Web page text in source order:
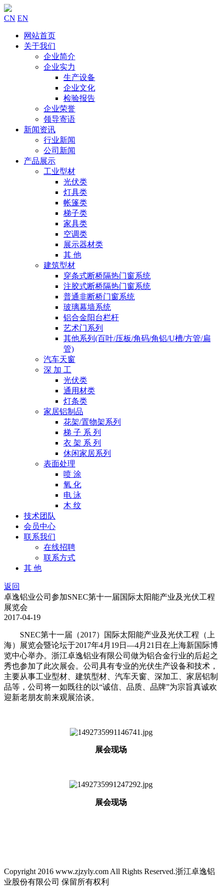
CN EN
网站首页
关于我们
企业简介
企业实力
生产设备
企业文化
检验报告
企业荣誉
领导寄语
新闻资讯
行业新闻
公司新闻
产品展示
工业型材
光伏类
灯具类
帐篷类
梯子类
家具类
空调类
展示器材类
其 他
建筑型材
穿条式断桥隔热门窗系统
注胶式断桥隔热门窗系统
普通非断桥门窗系统
玻璃幕墙系统
铝合金阳台栏杆
艺术门系列
其他系列(百叶/压板/角码/角铝/U槽/方管/扁
管)
汽车天窗
深 加 工
光伏类
通用材类
灯条类
家居铝制品
花架/置物架系列
梯 子 系 列
衣 架 系 列
休闲家居系列
表面处理
喷 涂
氧 化
电 泳
木 纹
技术团队
会员中心
联系我们
在线招聘
联系方式
其 他
返回
卓逸铝业公司参加SNEC第十一届国际太阳能产业及光伏工程
展览会
2017-04-19
SNEC第十一届（2017）国际太阳能产业及光伏工程（上
海）展览会暨论坛于2017年4月 19日 —4月 21 日在上海新国际博
览中心举办。浙江卓逸铝业有限公司做为铝合金行业的后起之
秀也参加了此次展会。公司具有专业的光伏生产设备和技术，
主要从事工业型材、建筑型材、汽车天窗、深加工、家居铝制
品等，公司将一如既往的以“诚信、品质、品牌”为宗旨真诚欢
迎新老朋友前来观展洽谈。
展会现场
展会现场
Copyright 2016 www.zjzyly.com All Rights Reserved.浙江卓逸铝
业股份有限公司 保留所有权利